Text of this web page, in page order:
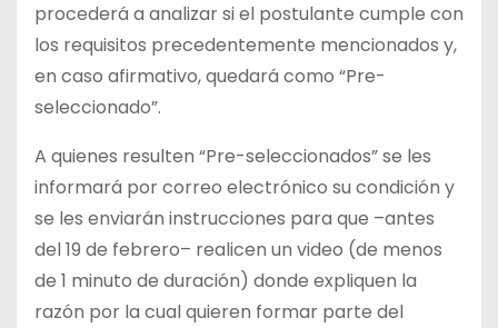
procederá a analizar si el postulante cumple con
los requisitos precedentemente mencionados y,
en caso afirmativo, quedará como “Pre-
seleccionado”.
A quienes resulten “Pre-seleccionados” se les
informará por correo electrónico su condición y
se les enviarán instrucciones para que –antes
del 19 de febrero– realicen un video (de menos
de 1 minuto de duración) donde expliquen la
razón por la cual quieren formar parte del